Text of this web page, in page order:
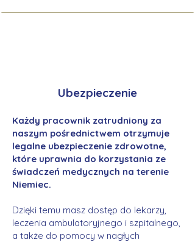
Ubezpieczenie
Każdy pracownik zatrudniony za
naszym pośrednictwem otrzymuje
legalne ubezpieczenie zdrowotne,
które uprawnia do korzystania ze
świadczeń medycznych na terenie
Niemiec.
Dzięki temu masz dostęp do lekarzy,
leczenia ambulatoryjnego i szpitalnego,
a także do pomocy w nagłych